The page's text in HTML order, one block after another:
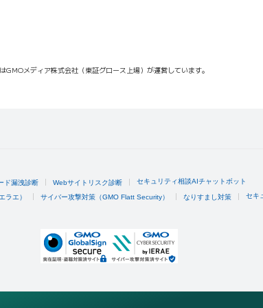
GMOメディア株式会社（東証グロース上場）が運営しています。
ド漏洩診断 Webサイトリスク診断 セキュリティ相談AIチャットボット
ラエ） サイバー攻撃対策（GMO Flatt Security） なりすまし対策 セキ